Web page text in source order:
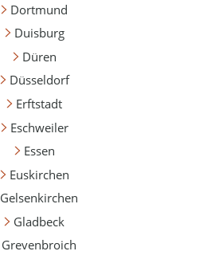
Dortmund
Duisburg
Düren
Düsseldorf
Erftstadt
Eschweiler
Essen
Euskirchen
Gelsenkirchen
Gladbeck
Grevenbroich